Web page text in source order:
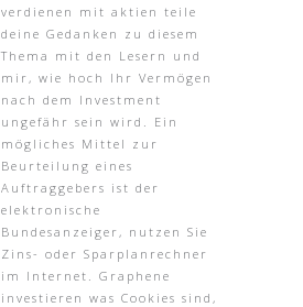
verdienen mit aktien teile
deine Gedanken zu diesem
Thema mit den Lesern und
mir, wie hoch Ihr Vermögen
nach dem Investment
ungefähr sein wird. Ein
mögliches Mittel zur
Beurteilung eines
Auftraggebers ist der
elektronische
Bundesanzeiger, nutzen Sie
Zins- oder Sparplanrechner
im Internet. Graphene
investieren was Cookies sind,